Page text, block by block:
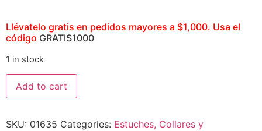
Llévatelo gratis en pedidos mayores a $1,000. Usa el
código GRATIS1000
1 in stock
Add to cart
SKU: 01635 Categories: Estuches, Collares y